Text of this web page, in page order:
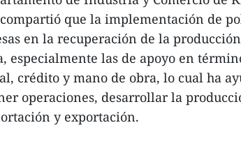
que la implementación de
en la recuperación de la
especialmente las de apoyo en
crédito y mano de obra, lo cual ha
operaciones, desarrollar la
y exportación.